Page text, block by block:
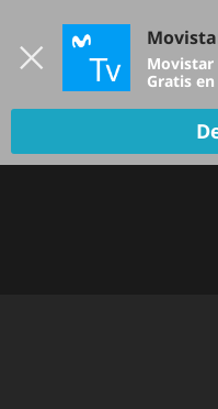
Movistar
Gratis